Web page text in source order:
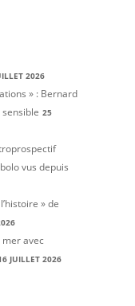
2026
» : Bernard
25
vus depuis
» de
avec
JUILLET 2026